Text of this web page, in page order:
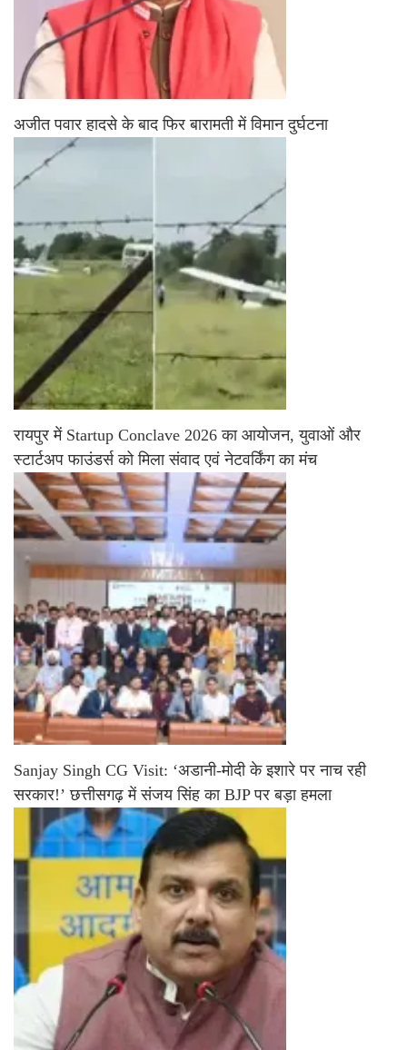
अजीत पवार हादसे के बाद फिर बारामती में विमान दुर्घटना
रायपुर में Startup Conclave 2026 का आयोजन, युवाओं और
स्टार्टअप फाउंडर्स को मिला संवाद एवं नेटवर्किंग का मंच
Sanjay Singh CG Visit: ‘अडानी-मोदी के इशारे पर नाच रही
सरकार!’ छत्तीसगढ़ में संजय सिंह का BJP पर बड़ा हमला